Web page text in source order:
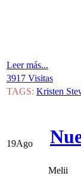
Leer más...
3917 Visitas
TAGS: Kristen
19Ago
Melii